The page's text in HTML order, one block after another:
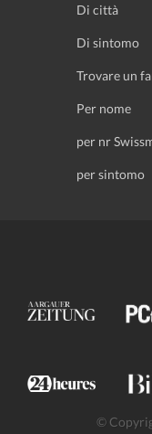
Di città
Di sintomo
Trovare un
Per nome
per nr
per sintomo
©